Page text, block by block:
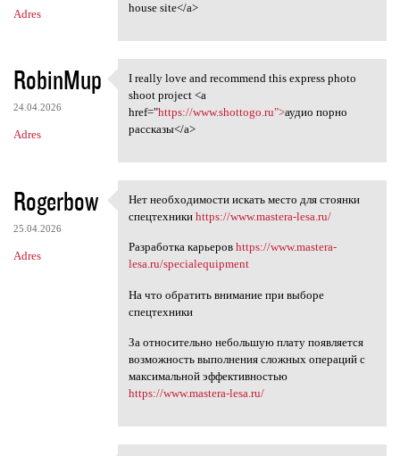
Adres
house site</a>
RobinMup
24.04.2026
Adres
I really love and recommend
I really love and recommend this express photo
shoot project <a
href="https://www.shottogo.ru">аудио порно
рассказы</a>
Rogerbow
25.04.2026
Adres
Нет необходимости искать
Нет необходимости искать место для стоянки
спецтехники https://www.mastera-lesa.ru/
Разработка карьеров https://www.mastera-
lesa.ru/specialequipment
На что обратить внимание при выборе
спецтехники
За относительно небольшую плату появляется
возможность выполнения сложных операций с
максимальной эффективностью
https://www.mastera-lesa.ru/